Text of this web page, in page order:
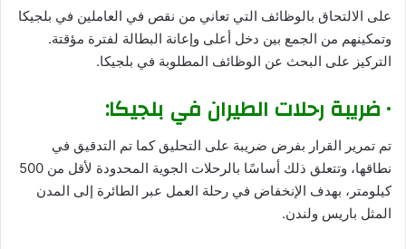
على الالتحاق بالوظائف التي تعاني من نقص في العاملين في بلجيكا
وتمكينهم من الجمع بين دخل أعلى وإعانة البطالة لفترة مؤقتة.
التركيز على البحث عن الوظائف المطلوبة في بلجيكا.
• ضريبة رحلات الطيران في بلجيكا:
تم تمرير القرار بفرض ضريبة على التحليق كما تم التدقيق في
نطاقها، وتتعلق ذلك أساسًا بالرحلات الجوية المحدودة لأقل من 500
كيلومتر، بهدف الإنخفاض في رحلة العمل عبر الطائرة إلى المدن
المثل باريس ولندن.